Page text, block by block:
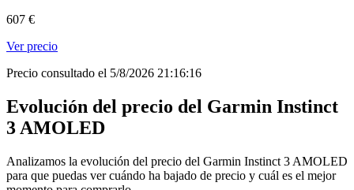
607 €
Ver precio
Precio consultado el 5/8/2026 21:16:16
Evolución del precio del Garmin Instinct
3 AMOLED
Analizamos la evolución del precio del Garmin Instinct 3 AMOLED
para que puedas ver cuándo ha bajado de precio y cuál es el mejor